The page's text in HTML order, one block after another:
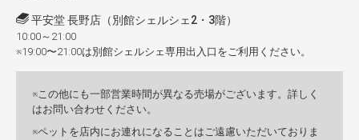
平安堂 長野店（別館シェルシェ2・3階）
10:00～21:00
※19:00〜21:00は別館シェルシェ専用出入口をご利用ください。
この他にも一部営業時間が異なる売場がございます。詳しく
はお問い合わせください。
ペットを店内にお連れになることはご遠慮いただいておりま